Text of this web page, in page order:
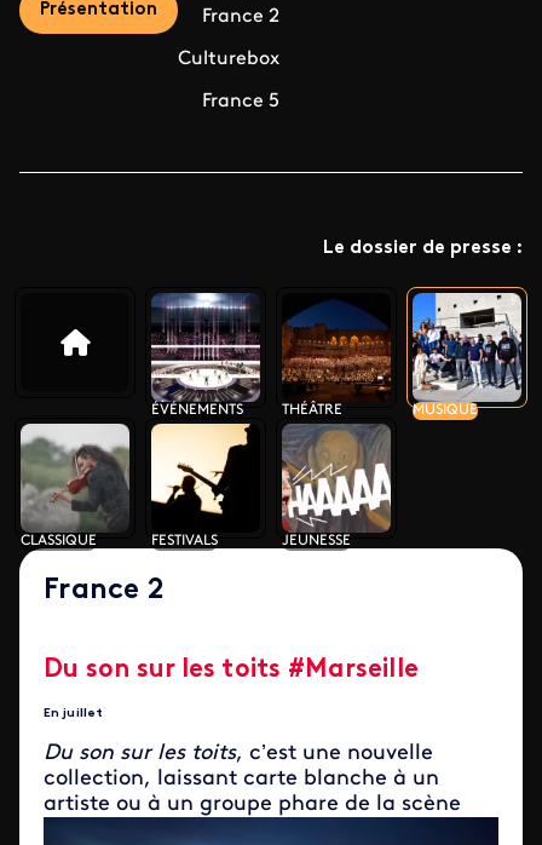
Présentation France 2
Culturebox
France 5
Le dossier de presse :
ÉVÉNEMENTS THÉÂTRE MUSIQUE
CLASSIQUE FESTIVALS JEUNESSE
France 2
Du son sur les toits #Marseille
En juillet
Du son sur les toits, c’est une nouvelle
collection, laissant carte blanche à un
artiste ou à un groupe phare de la scène